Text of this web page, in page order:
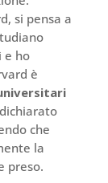
si pensa a
e ho
è
che
la
preso.